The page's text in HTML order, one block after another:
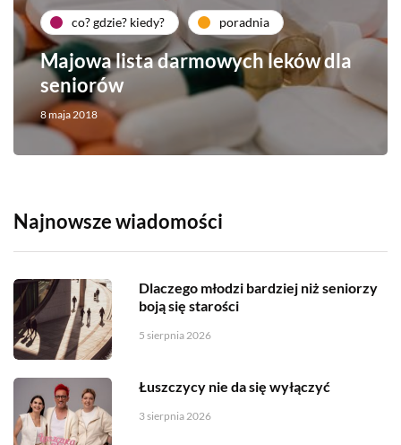
co? gdzie? kiedy? poradnia
Majowa lista darmowych leków dla
seniorów
8 maja 2018
Najnowsze wiadomości
Dlaczego młodzi bardziej niż seniorzy
boją się starości
5 sierpnia 2026
Łuszczycy nie da się wyłączyć
3 sierpnia 2026